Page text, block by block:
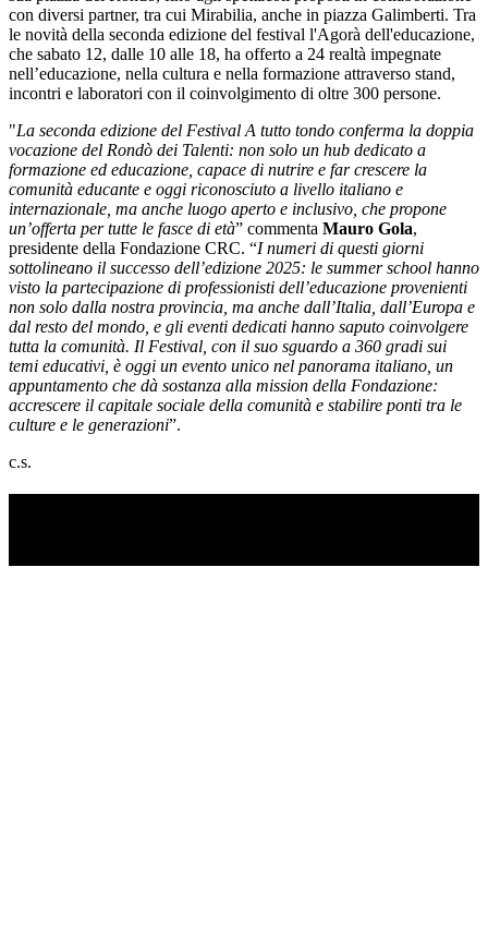
con diversi partner, tra cui Mirabilia, anche in piazza Galimberti. Tra
le novità della seconda edizione del festival l'Agorà dell'educazione,
che sabato 12, dalle 10 alle 18, ha offerto a 24 realtà impegnate
nell’educazione, nella cultura e nella formazione attraverso stand,
incontri e laboratori con il coinvolgimento di oltre 300 persone.
"La seconda edizione del Festival A tutto tondo conferma la doppia
vocazione del Rondò dei Talenti: non solo un hub dedicato a
formazione ed educazione, capace di nutrire e far crescere la
comunità educante e oggi riconosciuto a livello italiano e
internazionale, ma anche luogo aperto e inclusivo, che propone
un’offerta per tutte le fasce di età” commenta Mauro Gola,
presidente della Fondazione CRC. “I numeri di questi giorni
sottolineano il successo dell’edizione 2025: le summer school hanno
visto la partecipazione di professionisti dell’educazione provenienti
non solo dalla nostra provincia, ma anche dall’Italia, dall’Europa e
dal resto del mondo, e gli eventi dedicati hanno saputo coinvolgere
tutta la comunità. Il Festival, con il suo sguardo a 360 gradi sui
temi educativi, è oggi un evento unico nel panorama italiano, un
appuntamento che dà sostanza alla mission della Fondazione:
accrescere il capitale sociale della comunità e stabilire ponti tra le
culture e le generazioni”.
c.s.